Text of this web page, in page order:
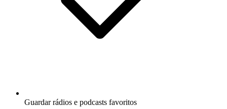
Guardar rádios e podcasts favoritos